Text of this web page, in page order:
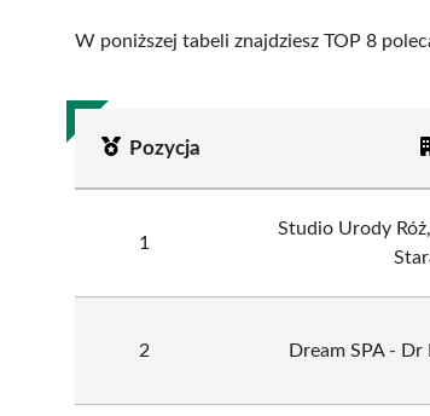
W poniższej tabeli znajdziesz TOP 8
Pozycja
1
Studio Urody
2 Dream SPA -